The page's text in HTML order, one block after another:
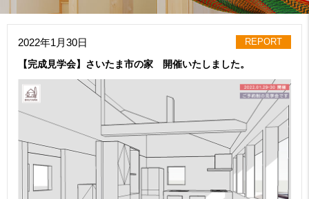
2022年1月30日 REPORT
【完成見学会】さいたま市の家 開催いたしました。